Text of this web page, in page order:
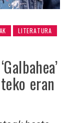
LITERATURA
eran